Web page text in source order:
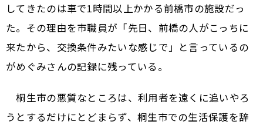
してきたのは車で1時間以上かかる前橋市の施設だっ
た。その理由を市職員が「先日、前橋の人がこっちに
来たから、交換条件みたいな感じで」と言っているの
がめぐみさんの記録に残っている。
桐生市の悪質なところは、利用者を遠くに追いやろ
うとするだけにとどまらず、桐生市での生活保護を辞